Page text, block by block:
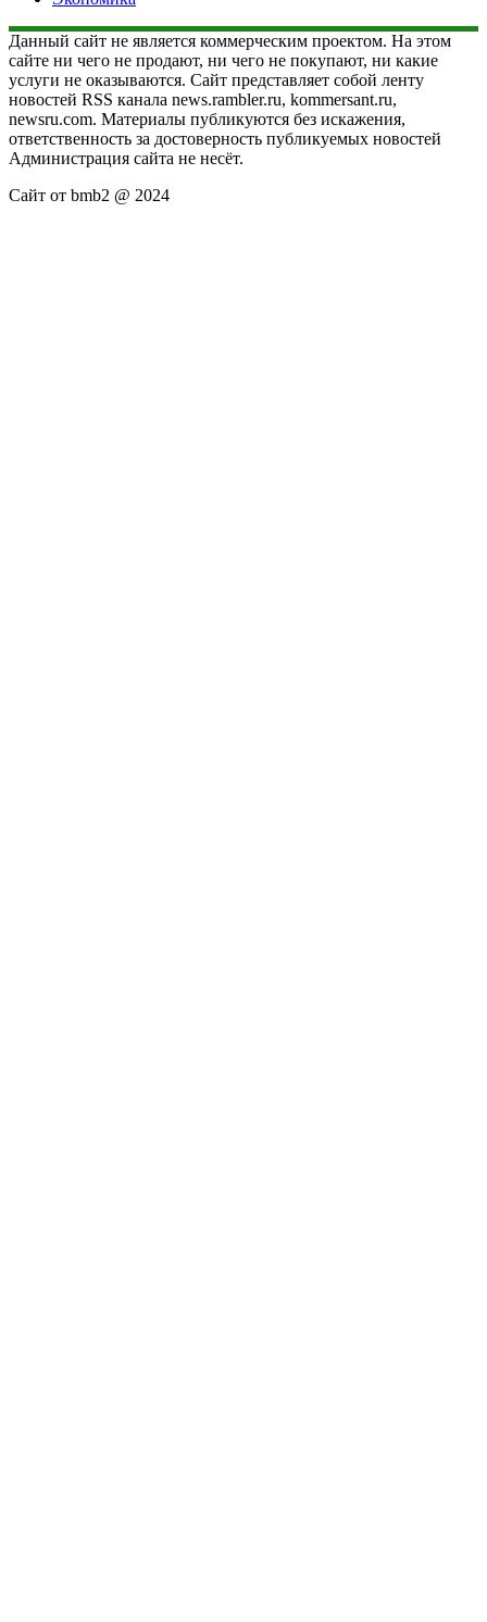
Данный сайт не является коммерческим проектом. На этом
сайте ни чего не продают, ни чего не покупают, ни какие
услуги не оказываются. Сайт представляет собой ленту
новостей RSS канала news.rambler.ru, kommersant.ru,
newsru.com. Материалы публикуются без искажения,
ответственность за достоверность публикуемых новостей
Администрация сайта не несёт.
Сайт от bmb2 @ 2024